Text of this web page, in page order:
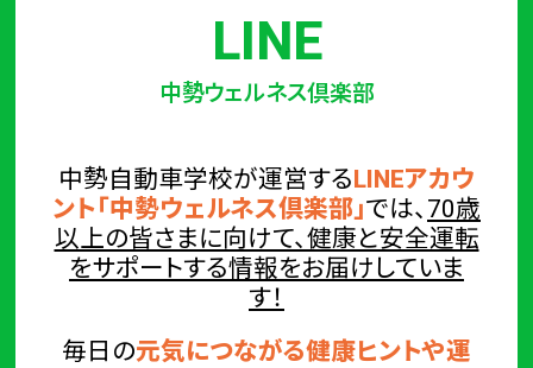
LINE
中勢ウェルネス倶楽部
中勢自動車学校が運営するLINEアカウ
ント「中勢ウェルネス倶楽部」では、 70歳
以上の皆さまに向けて、健康と安全運転
をサポートする情報をお届けしていま
す！
毎日の元気につながる健康ヒントや運